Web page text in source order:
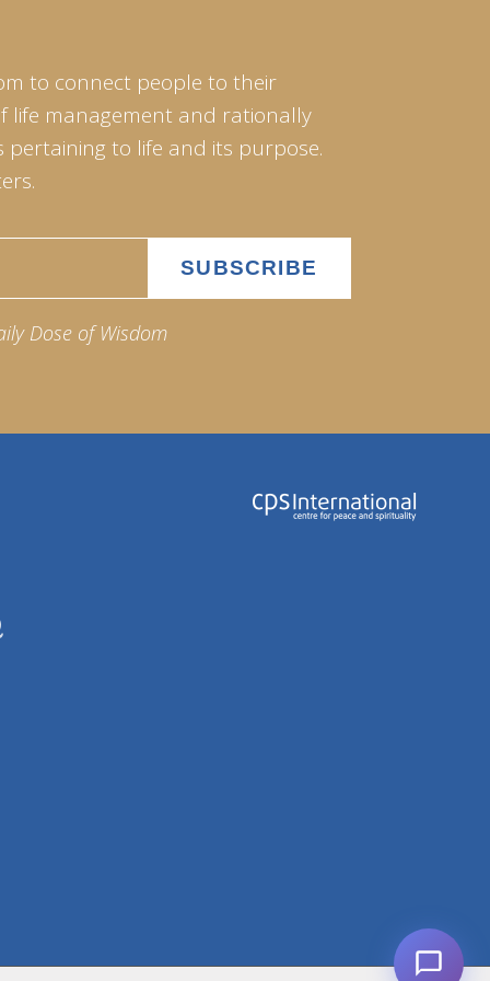
to connect people to their
life management and rationally
to life and its purpose.
Dose of Wisdom